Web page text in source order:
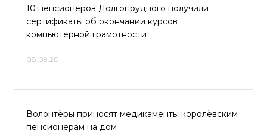
10 пенсионеров Долгопрудного получили
сертификаты об окончании курсов
компьютерной грамотности
08.09.20
Волонтёры приносят медикаменты королёвским
пенсионерам на дом